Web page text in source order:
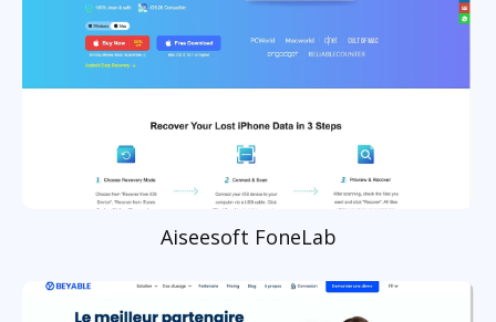
Aiseesoft FoneLab